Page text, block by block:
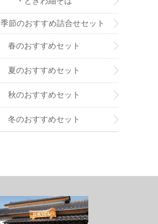
季節のおすすめ詰合せセット
春のおすすめセット
夏のおすすめセット
秋のおすすめセット
冬のおすすめセット